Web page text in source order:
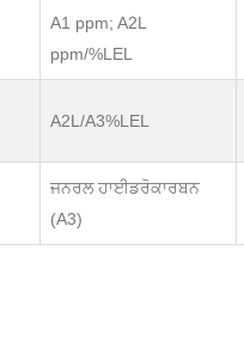
A1 ppm; A2L
ppm/%LEL
A2L/A3%LEL
ਜਨਰਲ ਹਾਈਡਰੋਕਾਰਬਨ
(A3)